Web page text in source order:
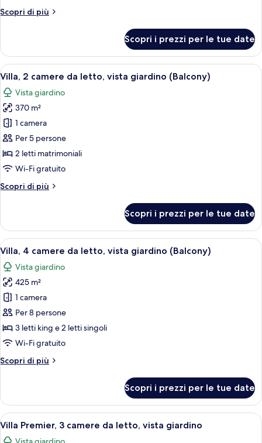
letto,
Scopri di più
Altri
3
camere
da
vista
oceano
Scopri i prezzi per le tue date
Apri
tutte
le
foto
per
Villa,
2
camere
letto,
(Balcony)
Un ampio soggiorno con una
7
Villa, 2 camere da letto, vista giardino (Balcony)
Vista giardino
370 m²
1 camera
Per 5 persone
2 letti matrimoniali
Wi-Fi gratuito
Scopri di più
Altri
2
camere
da
vista
giardino
(Balcony)
Scopri i prezzi per le tue date
Apri
tutte
le
foto
per
Villa,
4
camere
letto,
(Balcony)
Un ampio soggiorno con una
8
Villa, 4 camere da letto, vista giardino (Balcony)
Vista giardino
425 m²
1 camera
Per 8 persone
3 letti king e 2 letti singoli
Wi-Fi gratuito
Scopri di più
Altri
4
camere
da
Scopri i prezzi per le tue date
Apri
tutte
Un edificio in stile coloniale bianco
10
Villa Premier, 3 camere da letto, vista giardino